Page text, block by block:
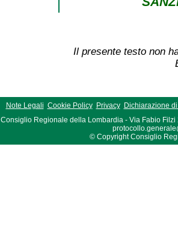
Il presente testo non
Note Legali Cookie Policy Privacy
Dichiarazione
Consiglio Regionale della Lombardia - Via Fabio Filzi
© Copyright Consiglio